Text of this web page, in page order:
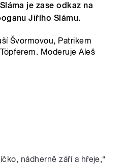
je zase odkaz na
Jiřího Slámu.
Švormovou, Patrikem
Moderuje Aleš
nádherně září a hřeje,“